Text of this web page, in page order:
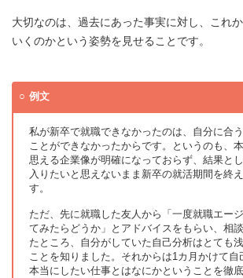
大切なのは、過去にあった事実に対し、これ
いくのかという姿勢を見せることです。
例文
私が新卒で就職できなかったのは、自分に合
ことができなかったからです。というのも、
思える企業像が明確になっておらず、結果と
入りたいと思えないまま新卒の就活期間を終
す。
ただ、先に就職した友人から「一度就職エー
てみたらどうか」とアドバイスをもらい、相
たところ、自分がしていた自己分析はとても
ことを知りました。それからは1カ月かけて自
本当にしたい仕事とはなにかということを徹